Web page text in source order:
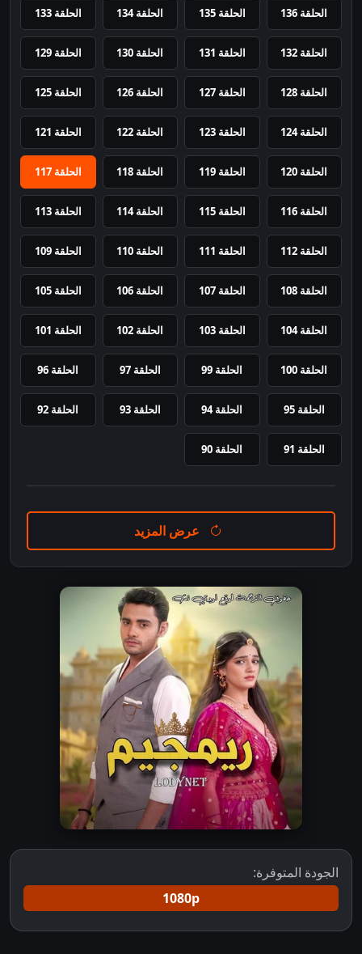
الحلقة 136 الحلقة 135 الحلقة 134 الحلقة 133
الحلقة 132 الحلقة 131 الحلقة 130 الحلقة 129
الحلقة 128 الحلقة 127 الحلقة 126 الحلقة 125
الحلقة 124 الحلقة 123 الحلقة 122 الحلقة 121
الحلقة 120 الحلقة 119 الحلقة 118 الحلقة 117
الحلقة 116 الحلقة 115 الحلقة 114 الحلقة 113
الحلقة 112 الحلقة 111 الحلقة 110 الحلقة 109
الحلقة 108 الحلقة 107 الحلقة 106 الحلقة 105
الحلقة 104 الحلقة 103 الحلقة 102 الحلقة 101
الحلقة 100 الحلقة 99 الحلقة 97 الحلقة 96
الحلقة 95 الحلقة 94 الحلقة 93 الحلقة 92
الحلقة 91 الحلقة 90
عرض المزيد
الجودة المتوفرة:
1080p